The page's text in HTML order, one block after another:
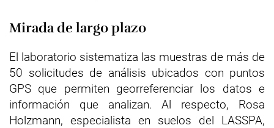
Mirada de largo plazo
El laboratorio sistematiza las muestras de más de
50 solicitudes de análisis ubicados con puntos
GPS que permiten georreferenciar los datos e
información que analizan. Al respecto, Rosa
Holzmann, especialista en suelos del LASSPA,